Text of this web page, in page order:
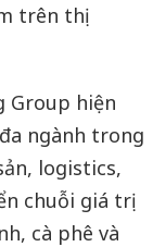
trên thị
Group hiện
ngành trong
logistics,
chuỗi giá trị
cà phê và